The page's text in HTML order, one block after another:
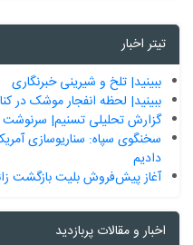
تیتر اخبار
ببینید| تلخ و شیرینی خبرنگاری
ببینید| لحظه انفجار موشک‌ در
گزارش تحلیلی تسنیم|
سخنگوی سپاه: سناریوسازی
دادیم
آغاز پیش‌فروش بلیت بازگشت
اخبار و مقالات پربازدید